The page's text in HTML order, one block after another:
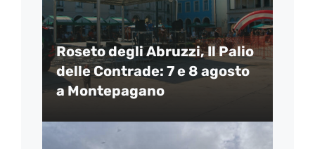
Roseto degli Abruzzi, Il Palio
delle Contrade: 7 e 8 agosto
a Montepagano